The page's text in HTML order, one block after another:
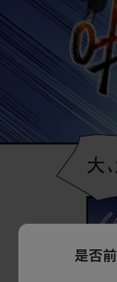
是否